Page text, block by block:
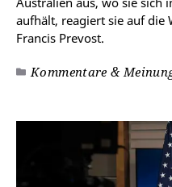
aufhält, reagiert sie auf die
Francis Prevost.
Kommentare &